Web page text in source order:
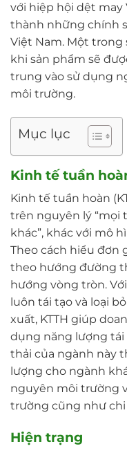
với hiệp hội dệt may
thành những chính
Việt Nam. Một trong
khi sản phẩm sẽ
trung vào sử dụng
môi trường.
Mục lục
Kinh tế tuần
Kinh tế tuần hoàn
trên nguyên lý “mọi
khác”, khác với mô
Theo cách hiểu đơn
theo hướng đường
hướng vòng tròn.
luôn tái tạo và loại
xuất, KTTH giúp
dụng năng lượng tái
thải của ngành này
lượng cho ngành
nguyên môi trường
trường cũng như chi
Hiện trạng